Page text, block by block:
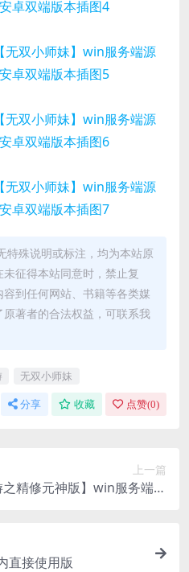
特殊说明或标注，均为本站原
征得本站同意时，禁止复
到任何网站、书籍等各类媒
著者的合法权益，可联系我
无双小师妹
分享 收藏 点赞(0)
上一篇
精修元神版】win服务端源
直接使用版